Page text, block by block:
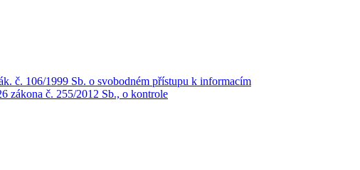
č. 106/1999 Sb. o svobodném přístupu k informacím
zákona č. 255/2012 Sb., o kontrole